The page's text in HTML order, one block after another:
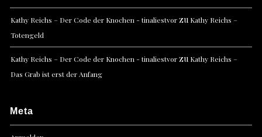
Kathy Reichs – Der Code der Knochen - tinaliestvorzu Kathy Reichs –
Totengeld
Kathy Reichs – Der Code der Knochen - tinaliestvorzu Kathy Reichs –
Das Grab ist erst der Anfang
Meta